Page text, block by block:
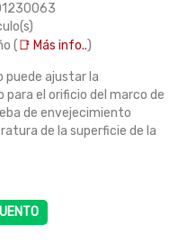
(📑 Más info..)
puede ajustar la
el orificio del marco de
de envejecimiento
de la superficie de la